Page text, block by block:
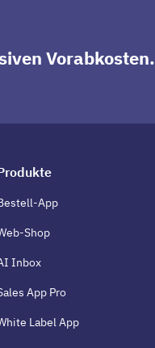
Vorabkosten.
App
Shop
Inbox
App Pro
Label App